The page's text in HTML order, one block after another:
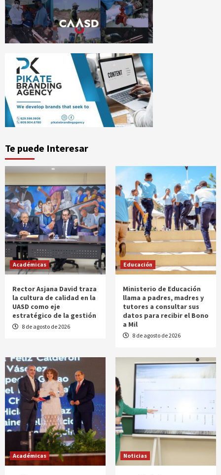
Te puede Interesar
Académicas
Rector Asjana David traza
la cultura de calidad en la
UASD como eje
estratégico de la gestión
8 de agosto de 2026
Educación
Ministerio de Educación
llama a padres, madres y
tutores a consultar sus
datos para recibir el Bono
a Mil
8 de agosto de 2026
Académicas Noticias